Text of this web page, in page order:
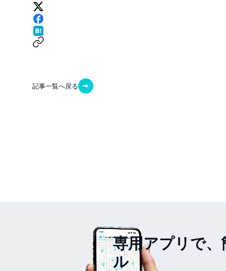
記事一覧へ戻る
専用アプリで、
ル